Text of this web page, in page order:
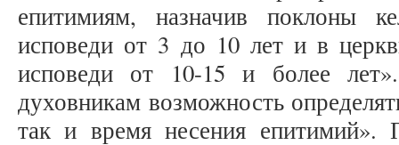
епитимиям, назначив поклоны
исповеди от 3 до 10 лет и в
исповеди от 10-15 и более
духовникам возможность
так и время несения епитимий».